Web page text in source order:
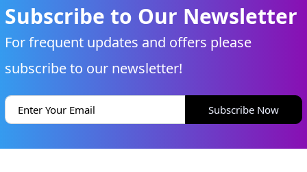
Subscribe to Our Newsletter
For frequent updates and offers please
subscribe to our newsletter!
Subscribe Now